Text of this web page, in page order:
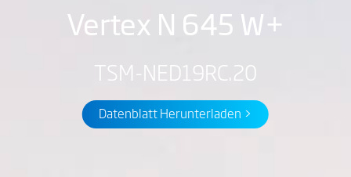
Vertex N 645 W+
TSM-NED19RC.20
Datenblatt Herunterladen >